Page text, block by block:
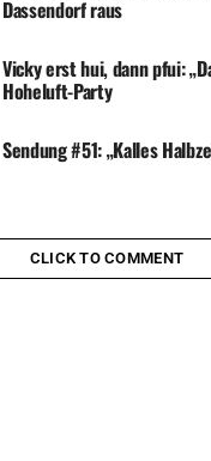
Dassendorf raus
Vicky erst hui, dann pfui:
Hoheluft-Party
Sendung #51: „Kalles
CLICK TO COMMENT